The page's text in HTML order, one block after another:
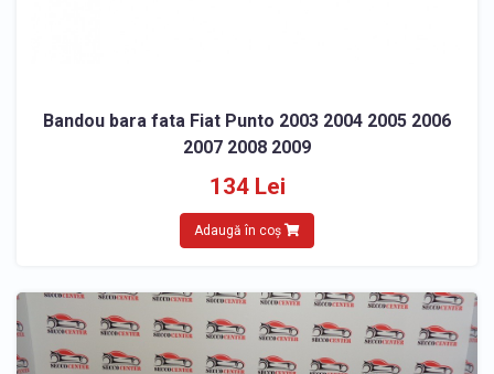
Bandou bara fata Fiat Punto 2003 2004 2005 2006
2007 2008 2009
134 Lei
Adaugă în coș